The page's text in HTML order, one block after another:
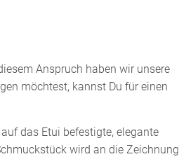
Anspruch haben wir unsere
möchtest, kannst Du für einen
das Etui befestigte, elegante
wird an die Zeichnung